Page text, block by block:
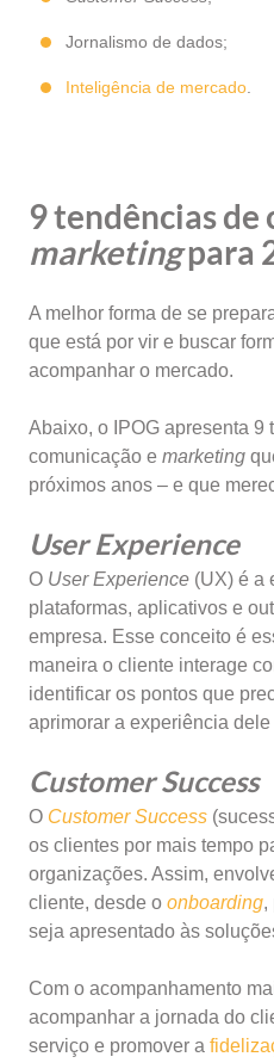
Jornalismo de dados;
Inteligência de mercado
9 tendências de
marketingpara
A melhor forma de se
que está por vir e buscar
acompanhar o mercado.
Abaixo, o IPOG apresenta 9
comunicação e marketing
próximos anos – e que
User Experience
O User Experience (UX) é a
plataformas, aplicativos e
empresa. Esse conceito é
maneira o cliente interage
identificar os pontos que
aprimorar a experiência dele
Customer Success
O Customer Success
os clientes por mais tempo
organizações. Assim,
cliente, desde o onboarding,
seja apresentado às
Com o acompanhamento
acompanhar a jornada do
serviço e promover a